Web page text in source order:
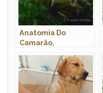
Anatomia Do
Camarão,
Cientifico